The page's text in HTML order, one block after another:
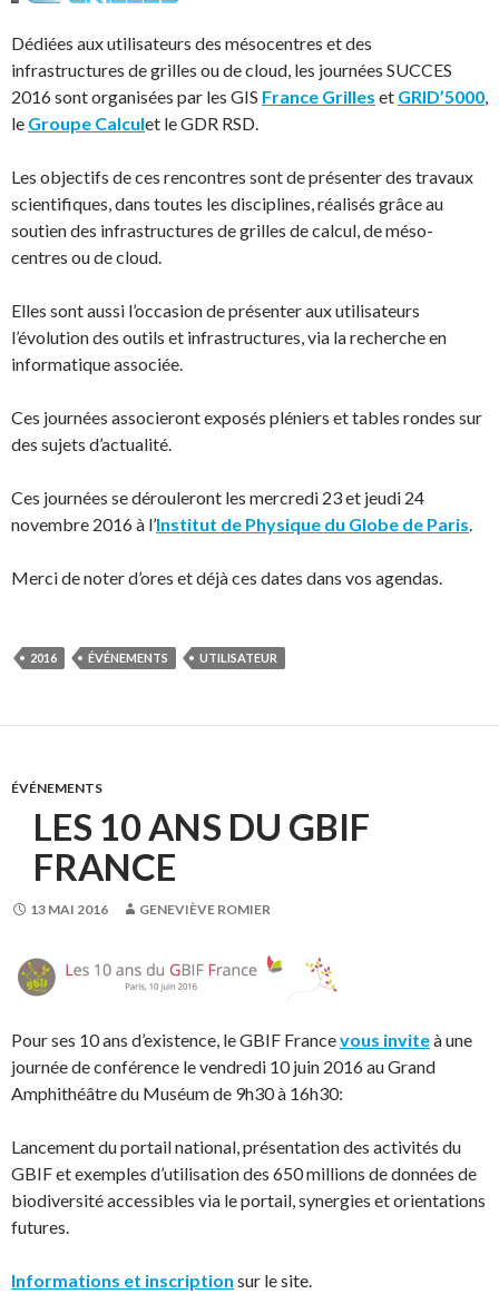
Dédiées aux utilisateurs des mésocentres et des
infrastructures de grilles ou de cloud, les journées SUCCES
2016 sont organisées par les GIS France Grilles et GRID’5000,
le Groupe Calculet le GDR RSD.
Les objectifs de ces rencontres sont de présenter des travaux
scientifiques, dans toutes les disciplines, réalisés grâce au
soutien des infrastructures de grilles de calcul, de méso-
centres ou de cloud.
Elles sont aussi l’occasion de présenter aux utilisateurs
l’évolution des outils et infrastructures, via la recherche en
informatique associée.
Ces journées associeront exposés pléniers et tables rondes sur
des sujets d’actualité.
Ces journées se dérouleront les mercredi 23 et jeudi 24
novembre 2016 à l’Institut de Physique du Globe de Paris.
Merci de noter d’ores et déjà ces dates dans vos agendas.
2016 ÉVÉNEMENTS UTILISATEUR
ÉVÉNEMENTS
LES 10 ANS DU GBIF
FRANCE
13 MAI 2016 GENEVIÈVE ROMIER
Pour ses 10 ans d’existence, le GBIF Francevous inviteà une
journée de conférence le vendredi 10 juin 2016 au Grand
Amphithéâtre du Muséum de 9h30 à 16h30:
Lancement du portail national, présentation des activités du
GBIF et exemples d’utilisation des 650 millions de données de
biodiversité accessibles via le portail, synergies et orientations
futures.
Informations et inscription sur le site.